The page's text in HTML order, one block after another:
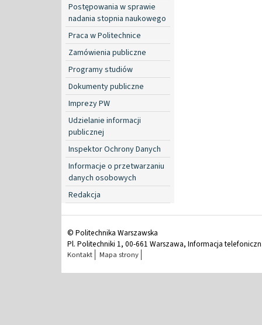
Postępowania w sprawie
nadania stopnia naukowego
Praca w Politechnice
Zamówienia publiczne
Programy studiów
Dokumenty publiczne
Imprezy PW
Udzielanie informacji
publicznej
Inspektor Ochrony Danych
Informacje o przetwarzaniu
danych osobowych
Redakcja
© Politechnika Warszawska
Pl. Politechniki 1, 00-661 Warszawa, Informacja
Kontakt Mapa strony